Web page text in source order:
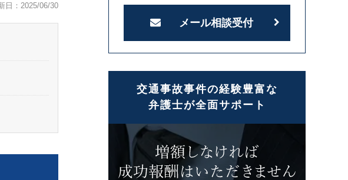
日：2025/06/30
メール相談受付
交通事故事件の経験豊富な
弁護士が全面サポート